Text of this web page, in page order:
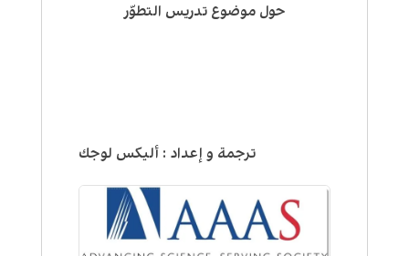
حول موضوع تدريس التطوّر
ترجمة و إعداد : أليكس لوجك